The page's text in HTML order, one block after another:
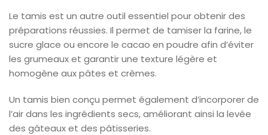
Le tamis est un autre outil essentiel pour obtenir des
préparations réussies. Il permet de tamiser la farine, le
sucre glace ou encore le cacao en poudre afin d’éviter
les grumeaux et garantir une texture légère et
homogène aux pâtes et crèmes.
Un tamis bien conçu permet également d’incorporer de
l’air dans les ingrédients secs, améliorant ainsi la levée
des gâteaux et des pâtisseries.